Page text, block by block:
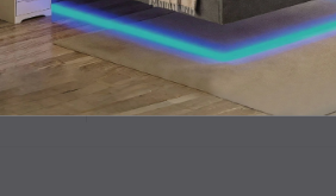
Melden Sie sich für
erhalten Sie sofort 10%